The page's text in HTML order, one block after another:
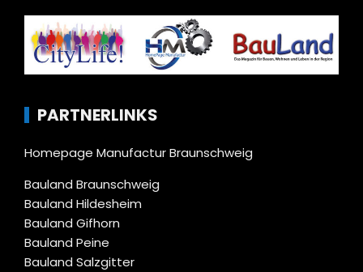
PARTNERLINKS
Homepage Manufactur Braunschweig
Bauland Braunschweig
Bauland Hildesheim
Bauland Gifhorn
Bauland Peine
Bauland Salzgitter